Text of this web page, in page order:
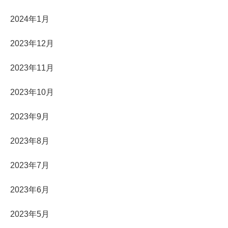
2024年1月
2023年12月
2023年11月
2023年10月
2023年9月
2023年8月
2023年7月
2023年6月
2023年5月